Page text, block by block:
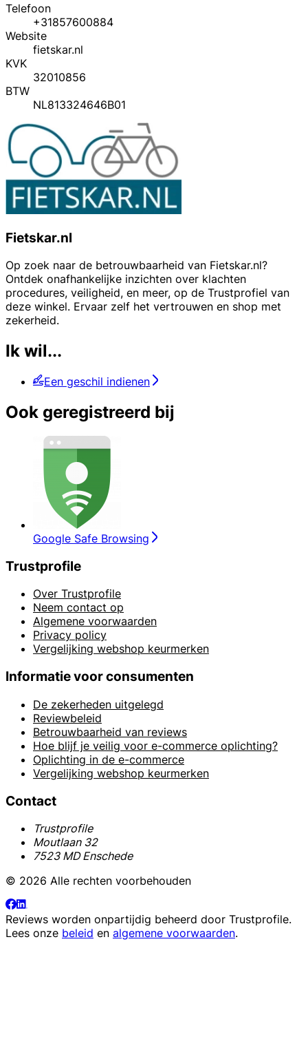
Telefoon
+31857600884
Website
fietskar.nl
KVK
32010856
BTW
NL813324646B01
Fietskar.nl
Op zoek naar de betrouwbaarheid van Fietskar.nl?
Ontdek onafhankelijke inzichten over klachten
procedures, veiligheid, en meer, op de Trustprofiel van
deze winkel. Ervaar zelf het vertrouwen en shop met
zekerheid.
Ik wil...
Een geschil indienen
Ook geregistreerd bij
Google Safe Browsing
Trustprofile
Over Trustprofile
Neem contact op
Algemene voorwaarden
Privacy policy
Vergelijking webshop keurmerken
Informatie voor consumenten
De zekerheden uitgelegd
Reviewbeleid
Betrouwbaarheid van reviews
Hoe blijf je veilig voor e-commerce oplichting?
Oplichting in de e-commerce
Vergelijking webshop keurmerken
Contact
Trustprofile
Moutlaan 32
7523 MD Enschede
© 2026 Alle rechten voorbehouden
Reviews worden onpartijdig beheerd door Trustprofile.
Lees onze beleid en algemene voorwaarden.